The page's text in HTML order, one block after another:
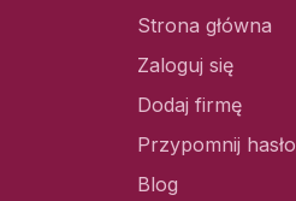
Strona główna
Zaloguj się
Dodaj firmę
Przypomnij hasło
Blog